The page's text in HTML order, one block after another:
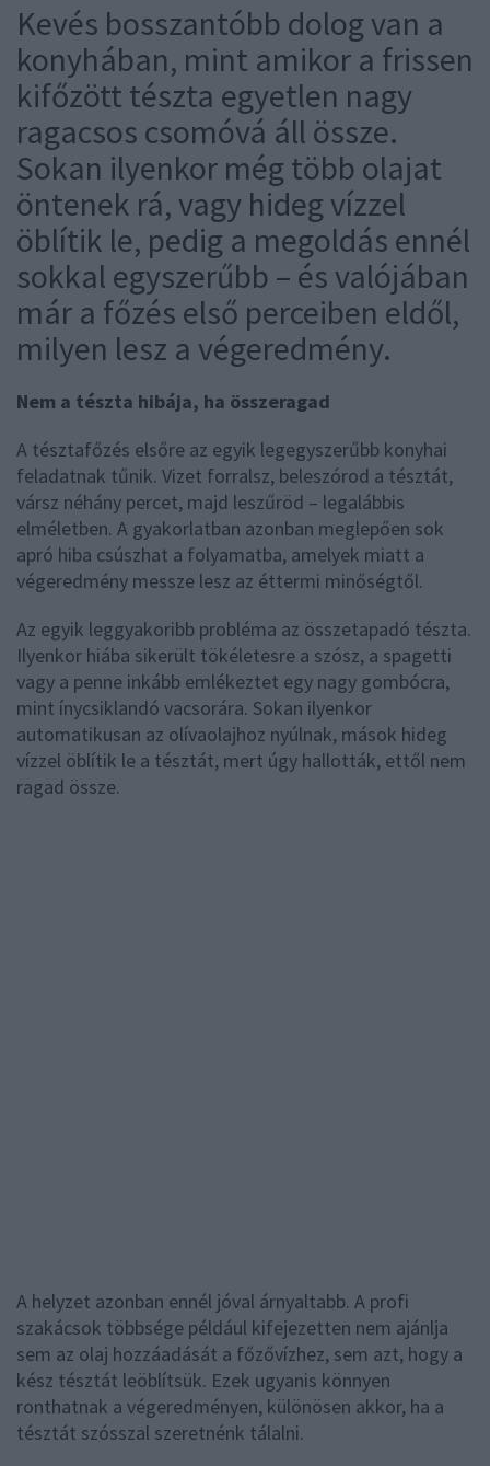
Kevés bosszantóbb dolog van a
konyhában, mint amikor a frissen
kifőzött tészta egyetlen nagy
ragacsos csomóvá áll össze.
Sokan ilyenkor még több olajat
öntenek rá, vagy hideg vízzel
öblítik le, pedig a megoldás ennél
sokkal egyszerűbb – és valójában
már a főzés első perceiben eldől,
milyen lesz a végeredmény.
Nem a tészta hibája, ha összeragad
A tésztafőzés elsőre az egyik legegyszerűbb konyhai
feladatnak tűnik. Vizet forralsz, beleszórod a tésztát,
vársz néhány percet, majd leszűröd – legalábbis
elméletben. A gyakorlatban azonban meglepően sok
apró hiba csúszhat a folyamatba, amelyek miatt a
végeredmény messze lesz az éttermi minőségtől.
Az egyik leggyakoribb probléma az összetapadó tészta.
Ilyenkor hiába sikerült tökéletesre a szósz, a spagetti
vagy a penne inkább emlékeztet egy nagy gombócra,
mint ínycsiklandó vacsorára. Sokan ilyenkor
automatikusan az olívaolajhoz nyúlnak, mások hideg
vízzel öblítik le a tésztát, mert úgy hallották, ettől nem
ragad össze.
A helyzet azonban ennél jóval árnyaltabb. A profi
szakácsok többsége például kifejezetten nem ajánlja
sem az olaj hozzáadását a főzővízhez, sem azt, hogy a
kész tésztát leöblítsük. Ezek ugyanis könnyen
ronthatnak a végeredményen, különösen akkor, ha a
tésztát szósszal szeretnénk tálalni.